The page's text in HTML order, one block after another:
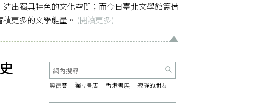
造出獨具特色的文化空間；而今日臺北文學館籌備
更多的文學能量。 (閱讀更多)
奧德賽 獨立書店 香港書展 寂靜的朋友